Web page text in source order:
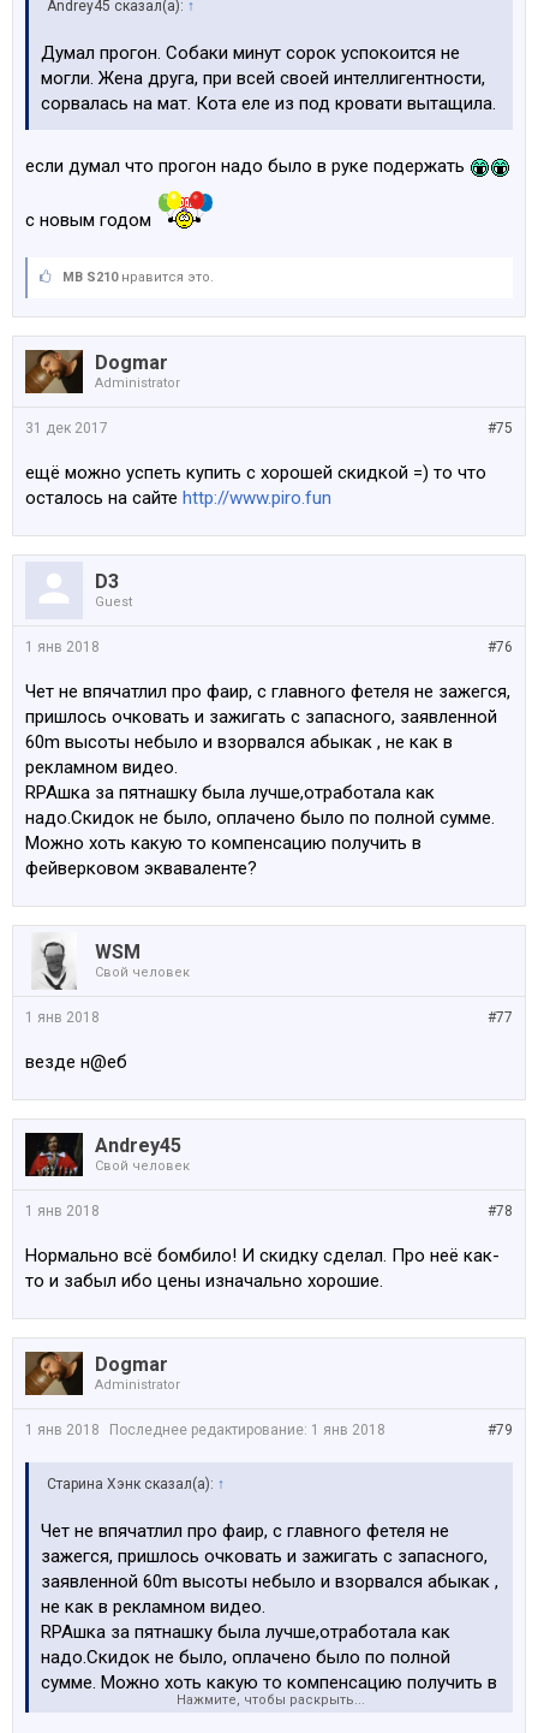
Andrey45 сказал(а): ↑
Думал прогон. Собаки минут сорок успокоится не
могли. Жена друга, при всей своей интеллигентности,
сорвалась на мат. Кота еле из под кровати вытащила.
если думал что прогон надо было в руке подержать
с новым годом
MB S210нравится это.
Dogmar
Administrator
#75
31 дек 2017
ещё можно успеть купить с хорошей скидкой =) то что
осталось на сайте http://www.piro.fun
D3
Guest
#76
1 янв 2018
Чет не впячатлил про фаир, с главного фетеля не зажегся,
пришлось очковать и зажигать с запасного, заявленной
60m высоты небыло и взорвался абыкак , не как в
рекламном видео.
RPAшка за пятнашку была лучше,отработала как
надо.Скидок не было, оплачено было по полной сумме.
Можно хоть какую то компенсацию получить в
фейверковом экваваленте?
WSM
Свой человек
#77
1 янв 2018
везде н@еб
Andrey45
Свой человек
#78
1 янв 2018
Нормально всё бомбило! И скидку сделал. Про неё как-
то и забыл ибо цены изначально хорошие.
Dogmar
Administrator
#79
1 янв 2018 Последнее редактирование: 1 янв 2018
Старина Хэнк сказал(а): ↑
Чет не впячатлил про фаир, с главного фетеля не
зажегся, пришлось очковать и зажигать с запасного,
заявленной 60m высоты небыло и взорвался абыкак ,
не как в рекламном видео.
RPAшка за пятнашку была лучше,отработала как
надо.Скидок не было, оплачено было по полной
сумме. Можно хоть какую то компенсацию получить в
фейверковом экваваленте?Нажмите, чтобы раскрыть...